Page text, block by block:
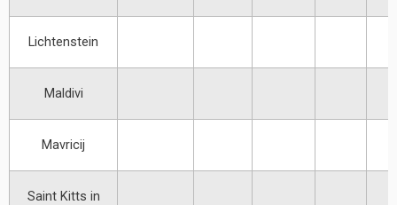
Lichtenstein
Maldivi
Mavricij
Saint Kitts in